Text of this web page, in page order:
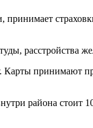
расстройства
принимают
района стоит